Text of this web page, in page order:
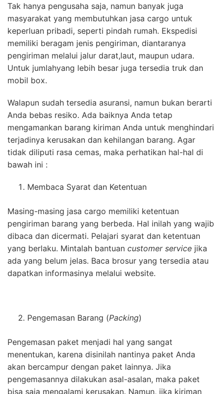
Tak hanya pengusaha saja, namun banyak juga
masyarakat yang membutuhkan jasa cargo untuk
keperluan pribadi, seperti pindah rumah. Ekspedisi
memiliki beragam jenis pengiriman, diantaranya
pengiriman melalui jalur darat,laut, maupun udara.
Untuk jumlahyang lebih besar juga tersedia truk dan
mobil box.
Walapun sudah tersedia asuransi, namun bukan berarti
Anda bebas resiko. Ada baiknya Anda tetap
mengamankan barang kiriman Anda untuk menghindari
terjadinya kerusakan dan kehilangan barang. Agar
tidak diliputi rasa cemas, maka perhatikan hal-hal di
bawah ini :
Membaca Syarat dan Ketentuan
Masing-masing jasa cargo memiliki ketentuan
pengiriman barang yang berbeda. Hal inilah yang wajib
dibaca dan dicermati. Pelajari syarat dan ketentuan
yang berlaku. Mintalah bantuan customer service jika
ada yang belum jelas. Baca brosur yang tersedia atau
dapatkan informasinya melalui website.
Pengemasan Barang (Packing)
Pengemasan paket menjadi hal yang sangat
menentukan, karena disinilah nantinya paket Anda
akan bercampur dengan paket lainnya. Jika
pengemasannya dilakukan asal-asalan, maka paket
bisa saja mengalami kerusakan. Namun, jika kiriman